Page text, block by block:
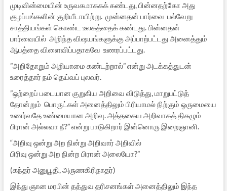
முடிவின்மையின் உருவகமாககக் கண்டது, பின்னதற்கோ அது
குழப்பங்களின் குறியீடாயிற்று. முன்னதன் பார்வை பல்வேறு
சாத்தியங்கள் கொண்ட உலகத்தைக் கண்டது. பின்னதன்
பார்வையில் அறிந்த விஷயங்களுக்கு அப்பாற்பட்டது அனைத்தும்
ஆபத்தை விளைவிப்பதாகவே உணரப்பட்டது.
”அறிதோறும் அறியாமை கண்டற்றால்” என்று அடக்கத்துடன்
உரைத்தார் நம் தெய்வப் புலவர்.
”ஒற்றைப் படையான குறுகிய அறிவை விடுத்து, மாறுபட்டுத்
தோன்றும் பொருட்கள் அனைத்திலும் பிரியாமல் நிற்கும் ஒருமையை
உணர்வதே உண்மையான அறிவு. அத்தகைய அறிவாகத் திகழும்
பிரான் அல்லவா நீ?” என்று பாடுகிறார் இன்னொரு இறைஞானி.
“அறிவு ஒன்று அற நின்று அறிவார் அறிவில்
பிரிவு ஒன்று அற நின்ற பிரான் அலையோ?”
(கந்தர் அனுபூதி, அருணகிரிநாதர்)
இந்து ஞான மரபின் தத்துவ தரிசனங்கள் அனைத்திலும் இந்த